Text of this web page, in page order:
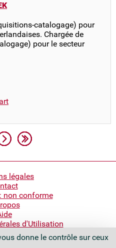
donne le contrôle sur ceux
catalogage) pour
Chargée de
pour le secteur
suivante
Dernière page
légales
non conforme
d'Utilisation
de France